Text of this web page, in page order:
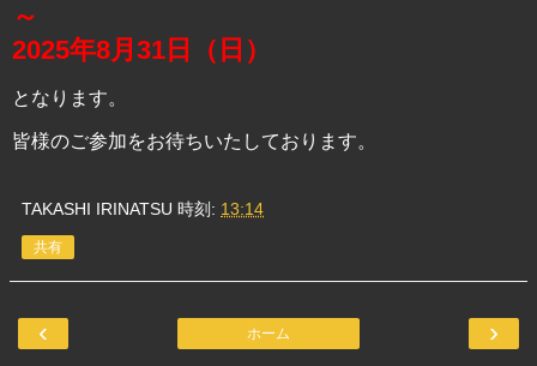
～
2025年8月31日（日）
となります。
皆様のご参加をお待ちいたしております。
TAKASHI IRINATSU 時刻: 13:14
共有
‹ ›
ホーム